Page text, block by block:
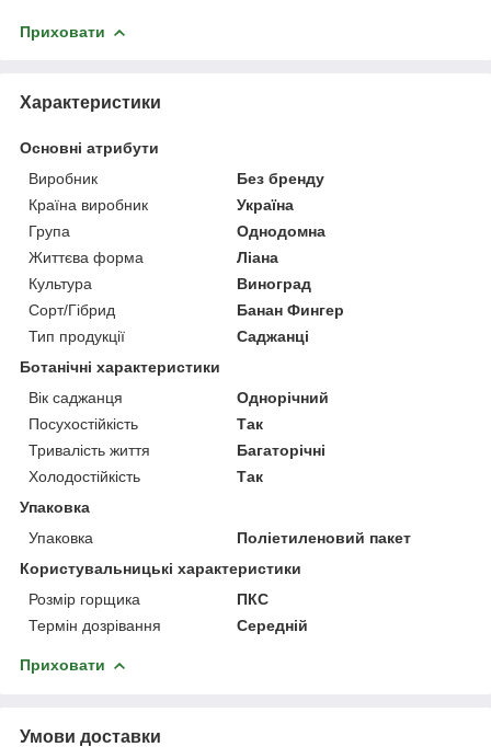
Приховати
Характеристики
Основні атрибути
Виробник
Без бренду
Країна виробник
Україна
Група
Однодомна
Життєва форма
Ліана
Культура
Виноград
Сорт/Гібрид
Банан Фингер
Тип продукції
Саджанці
Ботанічні характеристики
Вік саджанця
Однорічний
Посухостійкість
Так
Тривалість життя
Багаторічні
Холодостійкість
Так
Упаковка
Упаковка
Поліетиленовий пакет
Користувальницькі характеристики
Розмір горщика
ПКС
Термін дозрівання
Середній
Приховати
Умови доставки